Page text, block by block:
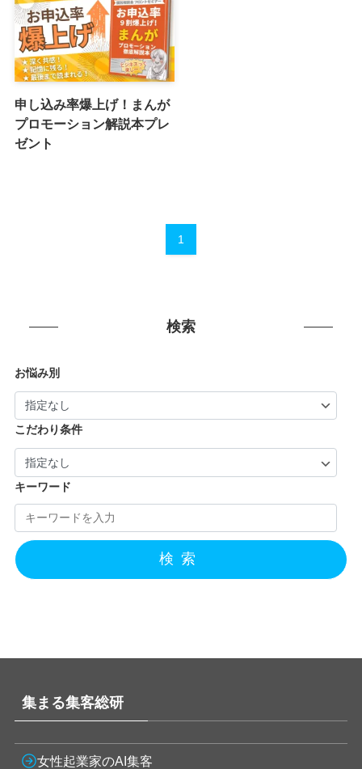
申し込み率爆上げ！まんが
プロモーション解説本プレ
ゼント
1
検索
お悩み別
こだわり条件
キーワード
検索
集まる集客総研
女性起業家のAI集客